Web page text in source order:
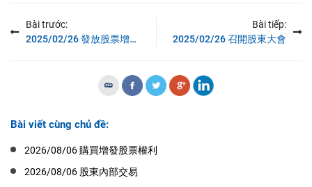
Bài trước:
2025/02/26 發放股票增長股資
Bài tiếp:
2025/02/26 召開股東大會
Bài viết cùng chủ đề:
2026/08/06 購買增發股票權利
2026/08/06 股東內部交易